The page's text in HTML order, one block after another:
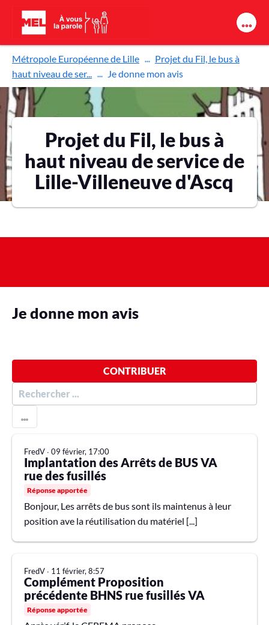
Aller au contenu principal
Métropole Européenne de Lille
Projet du Fil, le bus à
haut niveau de ser...
Je donne mon avis
Projet du Fil, le bus à
haut niveau de service de
Lille-Villeneuve d'Ascq
Je donne mon avis
R
C
CONTRIBUER
FredV ∙ 09 février, 17:00
Implantation des Arrêts de BUS VA
rue des fusillés
Réponse apportée
Bonjour, Les arrêts de bus sont ils maintenus à leur
position ave la réutilisation du matériel [...]
FredV ∙ 11 février, 8:57
Complément Proposition
précédente BHNS rue fusillés VA
Réponse apportée